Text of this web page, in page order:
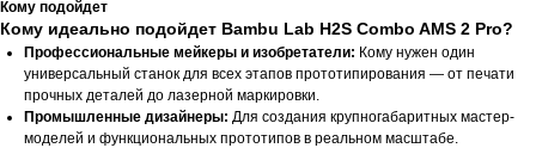
Кому подойдет
Кому идеально подойдет Bambu Lab H2S Combo AMS 2 Pro?
Профессиональные мейкеры и изобретатели: Кому нужен один
универсальный станок для всех этапов прототипирования — от печати
прочных деталей до лазерной маркировки.
Промышленные дизайнеры: Для создания крупногабаритных мастер-
моделей и функциональных прототипов в реальном масштабе.